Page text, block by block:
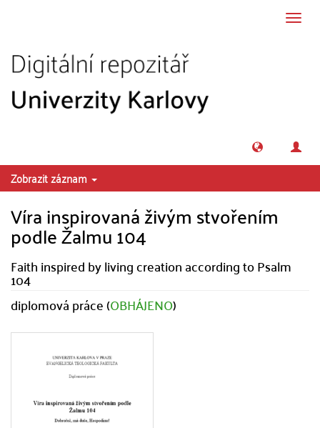
Zobrazit záznam
Víra inspirovaná živým stvořením
podle Žalmu 104
Faith inspired by living creation according to Psalm
104
diplomová práce (OBHÁJENO)